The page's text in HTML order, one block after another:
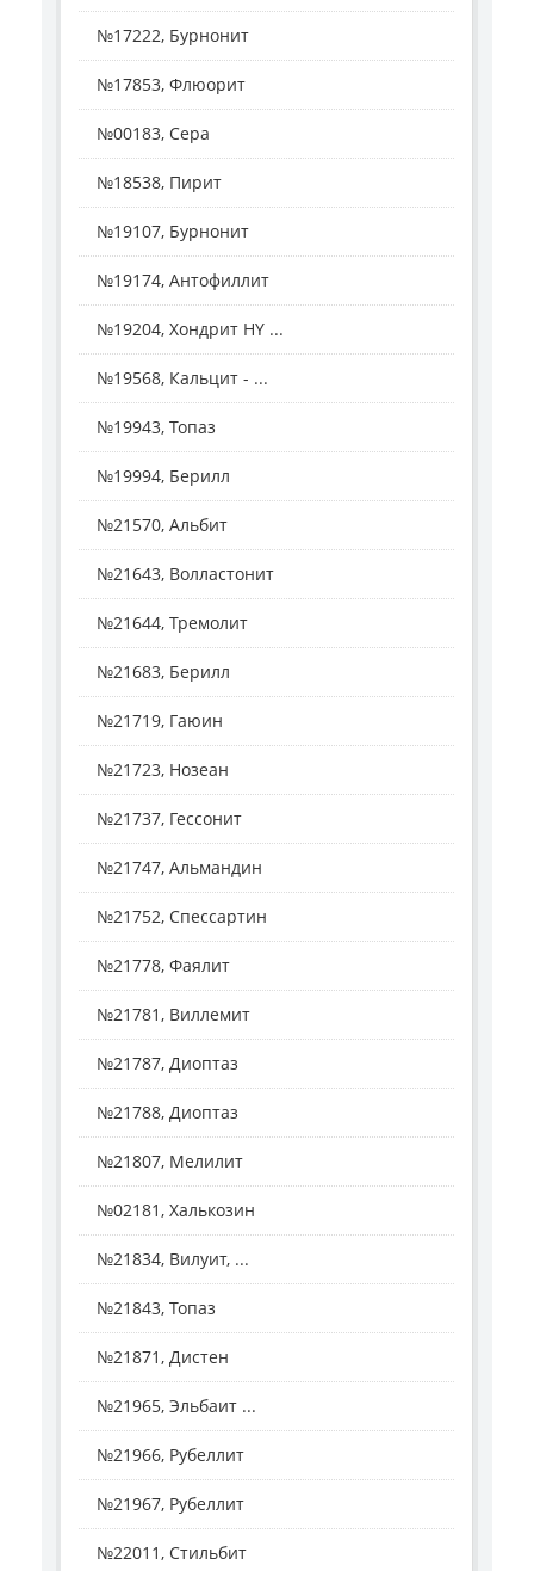
№17222, Бурнонит
№17853, Флюорит
№00183, Сера
№18538, Пирит
№19107, Бурнонит
№19174, Антофиллит
№19204, Хондрит HY ...
№19568, Кальцит - ...
№19943, Топаз
№19994, Берилл
№21570, Альбит
№21643, Волластонит
№21644, Тремолит
№21683, Берилл
№21719, Гаюин
№21723, Нозеан
№21737, Гессонит
№21747, Альмандин
№21752, Спессартин
№21778, Фаялит
№21781, Виллемит
№21787, Диоптаз
№21788, Диоптаз
№21807, Мелилит
№02181, Халькозин
№21834, Вилуит, ...
№21843, Топаз
№21871, Дистен
№21965, Эльбаит ...
№21966, Рубеллит
№21967, Рубеллит
№22011, Стильбит